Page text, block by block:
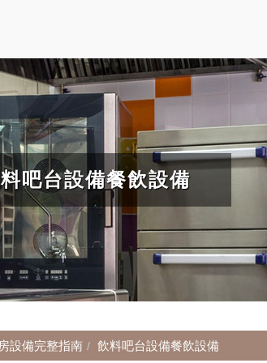
吧台設備餐飲設備
設備完整指南 飲料吧台設備餐飲設備